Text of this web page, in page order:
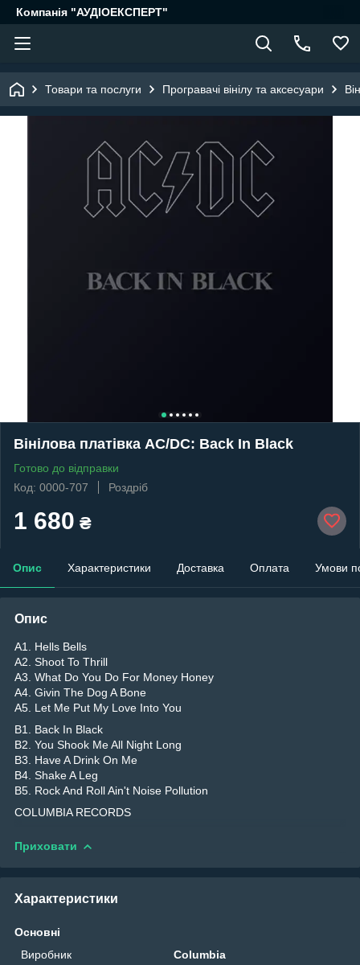
Компанія "АУДІОЕКСПЕРТ"
Товари та послуги Програвачі вінілу та аксесуари
Вінілова платівка AC/DC: Back In Black
Готово до відправки
Код: 0000-707
Роздріб
1 680 ₴
Опис Характеристики Доставка Оплата Умови
Опис
A1. Hells Bells
A2. Shoot To Thrill
A3. What Do You Do For Money Honey
A4. Givin The Dog A Bone
A5. Let Me Put My Love Into You
B1. Back In Black
B2. You Shook Me All Night Long
B3. Have A Drink On Me
B4. Shake A Leg
B5. Rock And Roll Ain't Noise Pollution
COLUMBIA RECORDS
Приховати
Характеристики
Основні
Виробник
Columbia